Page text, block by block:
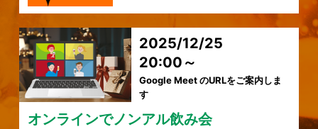
2025/12/25
20:00～
Google Meet のURLをご案内しま
す
オンラインでノンアル飲み会